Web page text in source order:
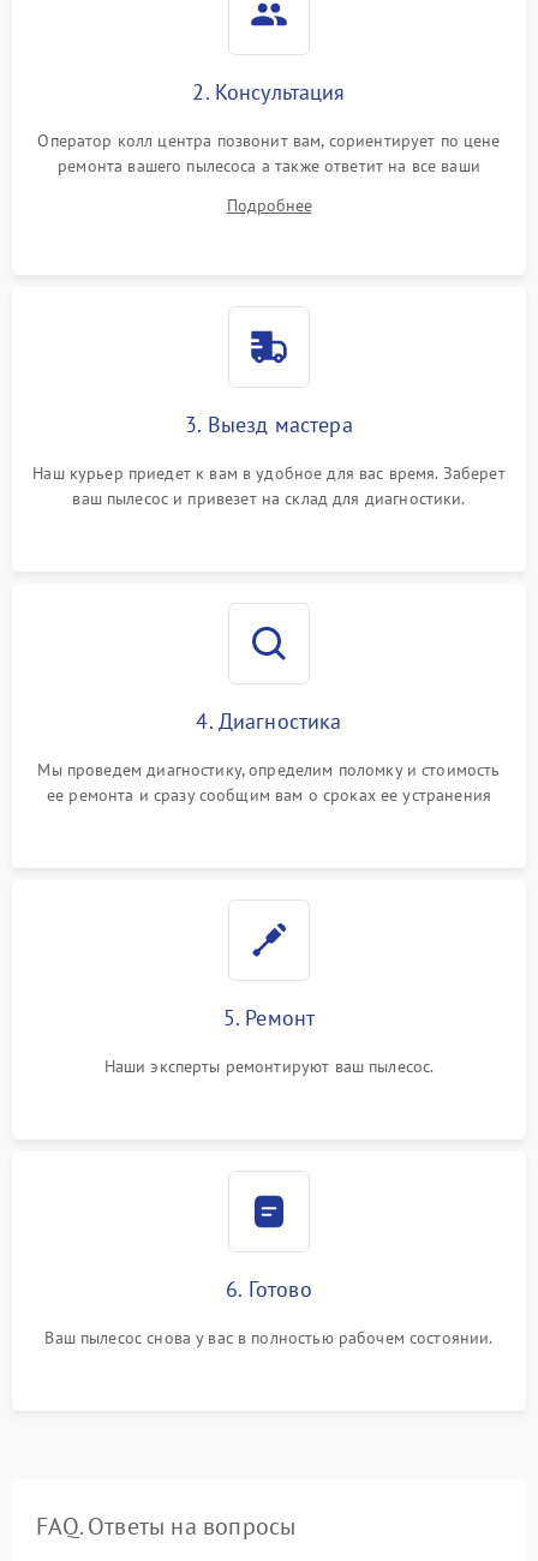
2. Консультация
Оператор колл центра позвонит вам, сориентирует по цене
ремонта вашего пылесоса а также ответит на все ваши
Подробнее
3. Выезд мастера
Наш курьер приедет к вам в удобное для вас время. Заберет
ваш пылесос и привезет на склад для диагностики.
4. Диагностика
Мы проведем диагностику, определим поломку и стоимость
ее ремонта и сразу сообщим вам о сроках ее устранения
5. Ремонт
Наши эксперты ремонтируют ваш пылесос.
6. Готово
Ваш пылесос снова у вас в полностью рабочем состоянии.
FAQ. Ответы на вопросы